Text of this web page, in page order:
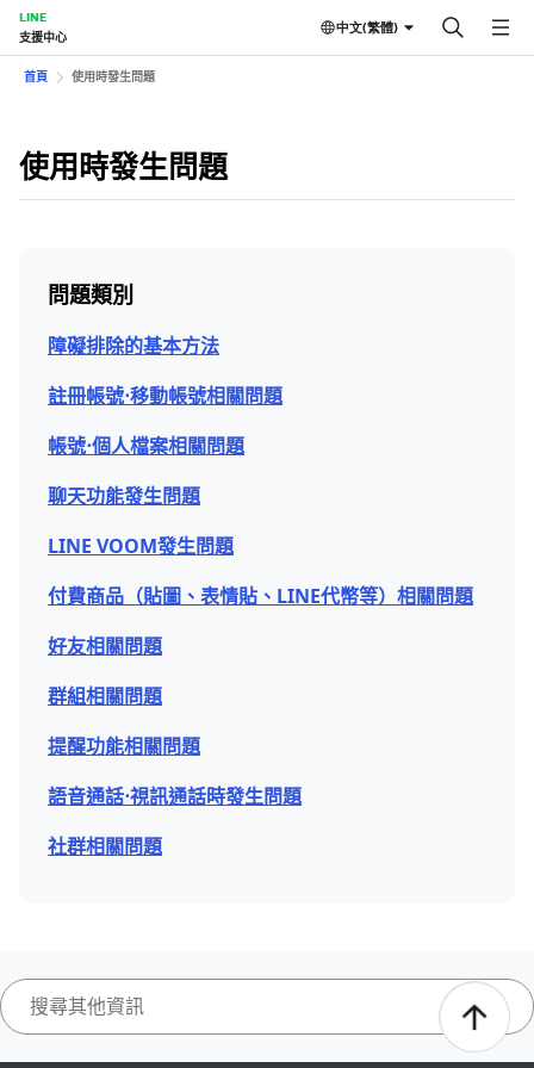
LINE
支援中心
中文(繁體)
首頁 使用時發生問題
使用時發生問題
問題類別
障礙排除的基本方法
註冊帳號⋅移動帳號相關問題
帳號⋅個人檔案相關問題
聊天功能發生問題
LINE VOOM發生問題
付費商品（貼圖、表情貼、LINE代幣等）相關問題
好友相關問題
群組相關問題
提醒功能相關問題
語音通話⋅視訊通話時發生問題
社群相關問題